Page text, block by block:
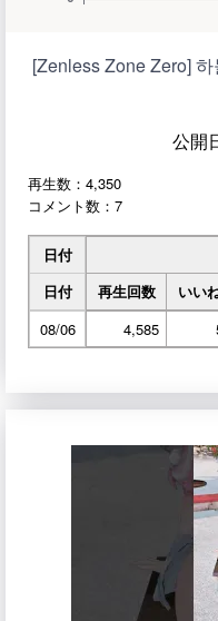
[Zenless Zone Zero]
公開
再生数：4,350
コメント数：7
日付
日付
再生回数 いい
08/06
4,585